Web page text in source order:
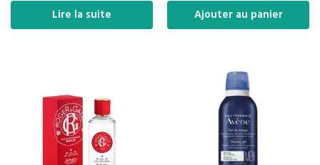
Lire la suite Ajouter au panier